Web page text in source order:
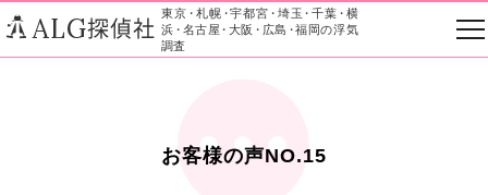
東京・札幌・宇都宮・埼玉・千葉・横
浜・名古屋・大阪 ・広島・福岡の浮気
調査
ALG探偵社
お客様の声NO.15